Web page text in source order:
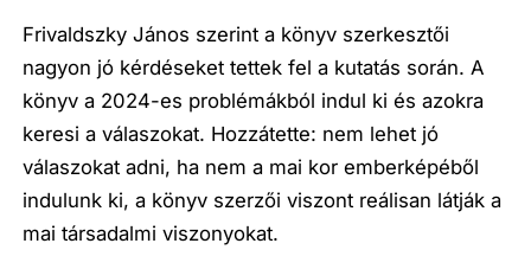
Frivaldszky János szerint a könyv szerkesztői
nagyon jó kérdéseket tettek fel a kutatás során. A
könyv a 2024-es problémákból indul ki és azokra
keresi a válaszokat. Hozzátette: nem lehet jó
válaszokat adni, ha nem a mai kor emberképéből
indulunk ki, a könyv szerzői viszont reálisan látják a
mai társadalmi viszonyokat.